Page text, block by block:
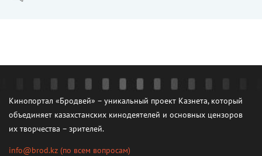
Кинопортал «Бродвей» – уникальный проект Казнета, который
объединяет казахстанских кинодеятелей и основных цензоров
их творчества – зрителей.
info@brod.kz (по всем вопросам)